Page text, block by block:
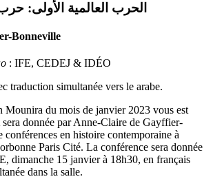
الحرب العالمية الأولى:
Bonneville
: IFE, CEDEJ & IDÉO
traduction simultanée vers le arabe.
Mounira du mois de janvier 2023 vous est
donnée par Anne-Claire de Gayffier-
en histoire contemporaine à
Paris Cité. La conférence sera donnée
dimanche 15 janvier à 18h30, en français
dans la salle.